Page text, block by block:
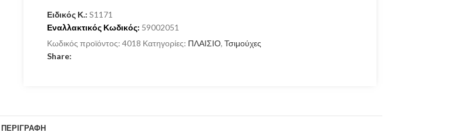
Ειδικός Κ.: S1171
Εναλλακτικός Κωδικός: 59002051
Κωδικός προϊόντος: 4018 Κατηγορίες: ΠΛΑΙΣΙΟ, Τσιμούχες
Share:
ΠΕΡΙΓΡΑΦΉ